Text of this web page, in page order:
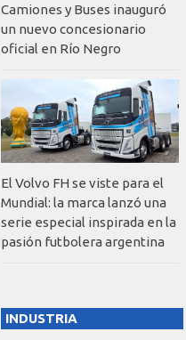
Camiones y Buses inauguró
un nuevo concesionario
oficial en Río Negro
El Volvo FH se viste para el
Mundial: la marca lanzó una
serie especial inspirada en la
pasión futbolera argentina
INDUSTRIA